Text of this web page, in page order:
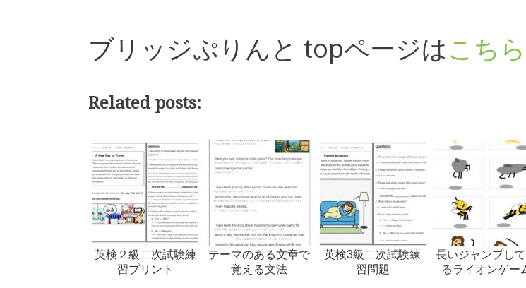
ブリッジぷりんと topページはこちら
Related posts:
英検２級二次試験練
習プリント
テーマのある文章で
覚える文法
英検3級二次試験練
習問題
長いジャンプし
るライオンゲー